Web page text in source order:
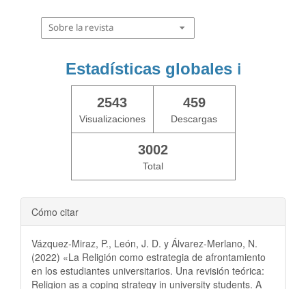
Sobre la revista
Estadísticas globales ℹ️
2543
Visualizaciones
459
Descargas
3002
Total
Cómo citar
Vázquez-Miraz, P., León, J. D. y Álvarez-Merlano, N.
(2022) «La Religión como estrategia de afrontamiento
en los estudiantes universitarios. Una revisión teórica:
Religion as a coping strategy in university students. A